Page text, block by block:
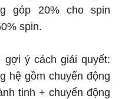
góp 20% cho spin
spin.
gợi ý cách giải quyết:
hệ gồm chuyển động
tinh + chuyển động